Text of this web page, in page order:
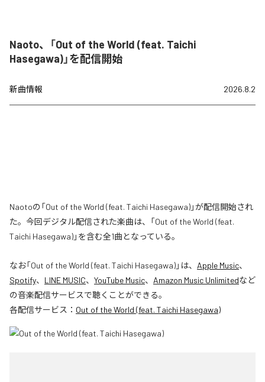
Naoto、「Out of the World (feat. Taichi
Hasegawa)」を配信開始
新曲情報 2026.8.2
Naotoの「Out of the World (feat. Taichi Hasegawa)」が配信開始され
た。今回デジタル配信された楽曲は、「Out of the World (feat.
Taichi Hasegawa)」を含む全1曲となっている。
なお「Out of the World (feat. Taichi Hasegawa)」は、 Apple Music、
Spotify、 LINE MUSIC、 YouTube Music、 Amazon Music Unlimitedなど
の音楽配信サービスで聴くことができる。
各配信サービス： Out of the World (feat. Taichi Hasegawa)